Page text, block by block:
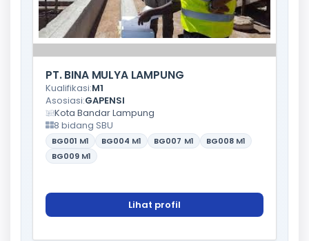
PT. BINA MULYA LAMPUNG
Kualifikasi:M1
Asosiasi:GAPENSI
Kota Bandar Lampung
8 bidang SBU
BG001 M1 BG004 M1 BG007 M1 BG008 M1
BG009 M1
Lihat profil